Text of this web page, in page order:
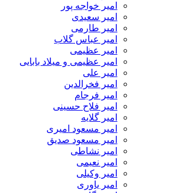
امیر خواجه پور
امیر سعیدی
امیر طارمی
امیر عباس گلاب
امیر عظیمی
امیر عظیمی و میلاد بابایی
امیر علی
امیر فخرالدین
امیر فرجام
امیر فلاح حسینی
امیر گلایه
امیر مسعود امیری
امیر مسعود صدیق
امیر نشاطی
امیر نعیمی
امیر وکیلی
امیر یاوری